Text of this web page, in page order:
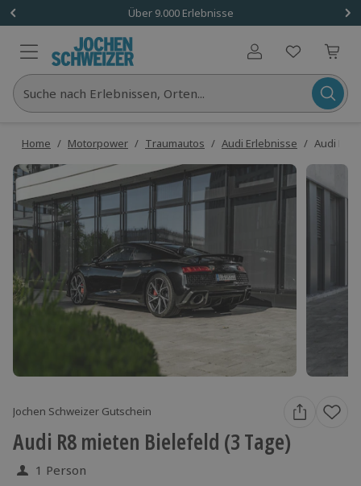
Über 9.000 Erlebnisse
Benutzerkonto
Suche nach Erlebnissen, Orten...
Home / Motorpower / Traumautos / Audi Erlebnisse / Audi R8
Jochen Schweizer Gutschein
Audi R8 mieten Bielefeld (3 Tage)
1 Person